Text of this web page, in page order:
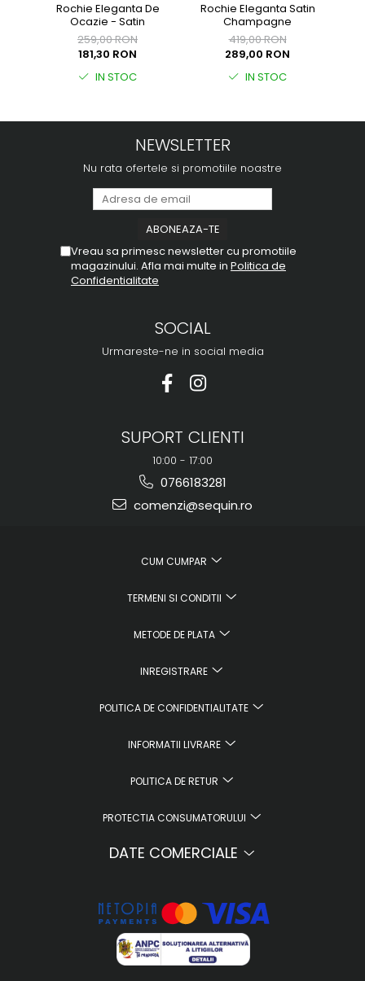
Rochie Eleganta De
Ocazie - Satin
259,00 RON
181,30 RON
IN STOC
Rochie Eleganta Satin
Champagne
419,00 RON
289,00 RON
IN STOC
NEWSLETTER
Nu rata ofertele si promotiile noastre
Vreau sa primesc newsletter cu promotiile
magazinului. Afla mai multe in Politica de
Confidentialitate
SOCIAL
Urmareste-ne in social media
SUPORT CLIENTI
10:00 - 17:00
0766183281
comenzi@sequin.ro
CUM CUMPAR
TERMENI SI CONDITII
METODE DE PLATA
INREGISTRARE
POLITICA DE CONFIDENTIALITATE
INFORMATII LIVRARE
POLITICA DE RETUR
PROTECTIA CONSUMATORULUI
DATE COMERCIALE